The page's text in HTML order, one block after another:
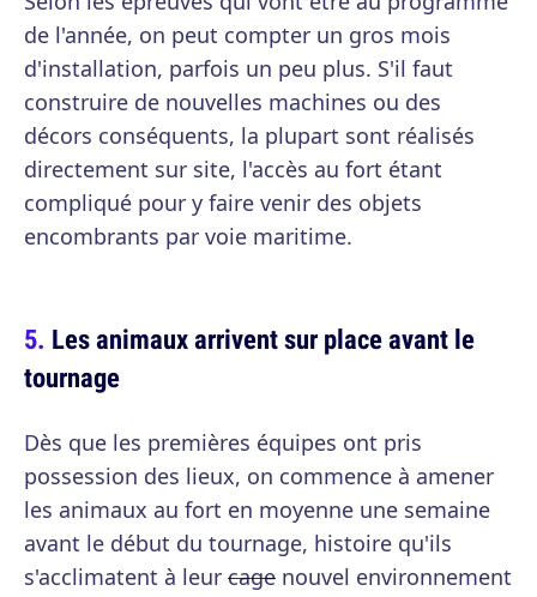
de l'année, on peut compter un gros mois
d'installation, parfois un peu plus. S'il faut
construire de nouvelles machines ou des
décors conséquents, la plupart sont réalisés
directement sur site, l'accès au fort étant
compliqué pour y faire venir des objets
encombrants par voie maritime.
Les animaux arrivent sur place avant le
tournage
Dès que les premières équipes ont pris
possession des lieux, on commence à amener
les animaux au fort en moyenne une semaine
avant le début du tournage, histoire qu'ils
s'acclimatent à leur cage nouvel environnement